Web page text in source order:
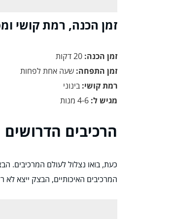
זמן הכנה, רמת קושי
זמן הכנה:
זמן התפחה: שעה אחת לפחות
רמת קושי: בינוני
מגיש ל:
הרכיבים הדרושים
כעת, בואו נצלול לעולם המרכיבים.
המרכיבים האיכותיים, הבצק ייצא לא